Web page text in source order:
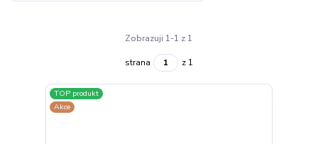
Zobrazuji 1-1 z 1
strana z 1
TOP produkt
Akce